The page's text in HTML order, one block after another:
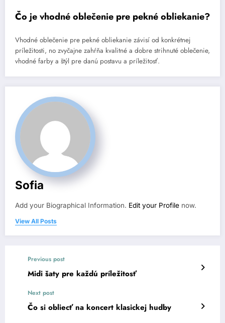
Čo je vhodné oblečenie pre pekné obliekanie?
Vhodné oblečenie pre pekné obliekanie závisí od konkrétnej
príležitosti, no zvyčajne zahŕňa kvalitné a dobre strihnuté oblečenie,
vhodné farby a štýl pre danú postavu a príležitosť.
Sofia
Add your Biographical Information. Edit your Profile now.
View All Posts
Previous post
Midi šaty pre každú príležitosť
Next post
Čo si obliecť na koncert klasickej hudby